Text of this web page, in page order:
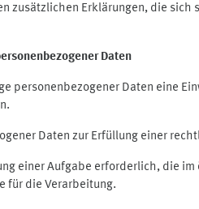
zusätzlichen Erklärungen, die
Daten
personenbezogener Daten eine
Daten zur Erfüllung einer
einer Aufgabe erforderlich, die
für die Verarbeitung.